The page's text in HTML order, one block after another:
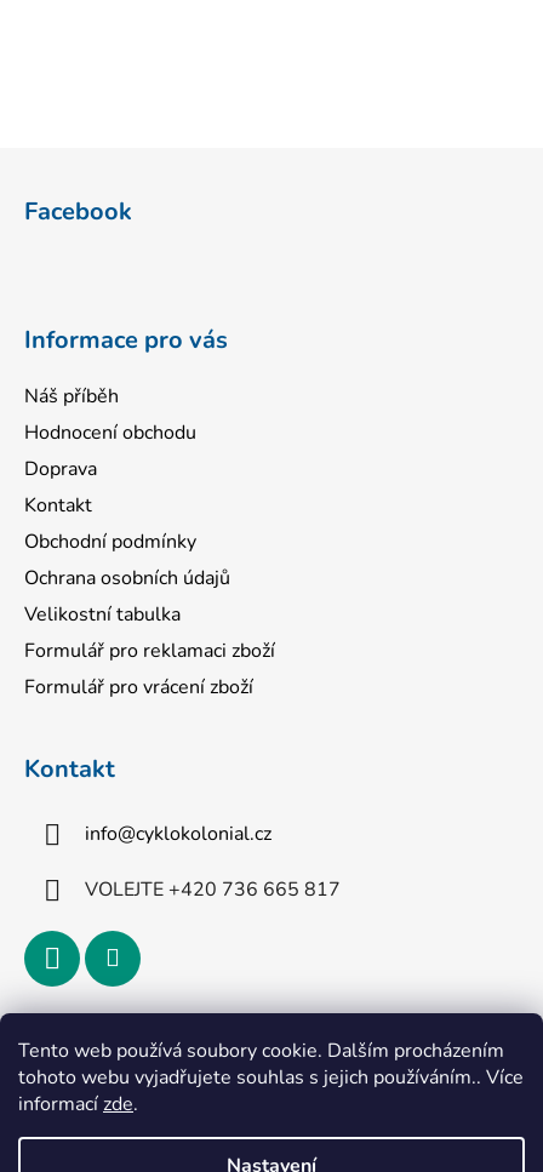
Tento web používá soubory cookie. Dalším procházením
tohoto webu vyjadřujete souhlas s jejich používáním.. Více
informacízde.
Nastavení
Facebook
Informace pro vás
Náš příběh
Hodnocení obchodu
Doprava
Kontakt
Obchodní podmínky
Ochrana osobních údajů
Velikostní tabulka
Formulář pro reklamaci zboží
Formulář pro vrácení zboží
Kontakt
info@cyklokolonial.cz
VOLEJTE +420 736 665 817
Přijímáme online platby